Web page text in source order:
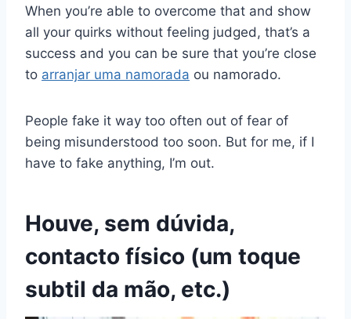
When you’re able to overcome that and show
all your quirks without feeling judged, that’s a
success and you can be sure that you’re close
to arranjar uma namorada ou namorado.
People fake it way too often out of fear of
being misunderstood too soon. But for me, if I
have to fake anything, I’m out.
Houve, sem dúvida,
contacto físico (um toque
subtil da mão, etc.)